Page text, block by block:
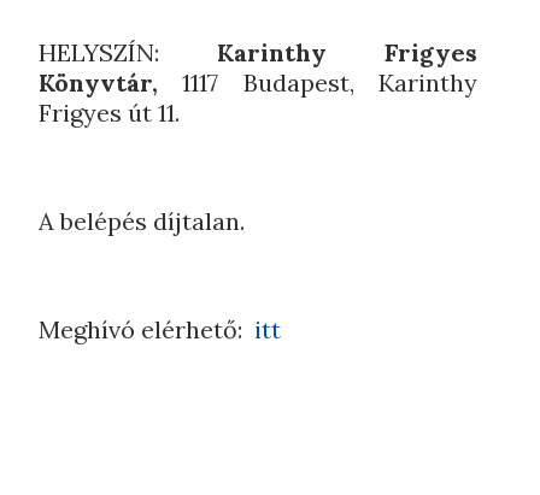
HELYSZÍN: Karinthy Frigyes
Könyvtár, 1117 Budapest, Karinthy
Frigyes út 11.
A belépés díjtalan.
Meghívó elérhető: itt